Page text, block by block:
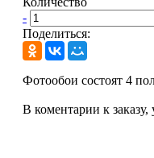
-
Поделиться:
Фотообои состоят 4
В коментарии к